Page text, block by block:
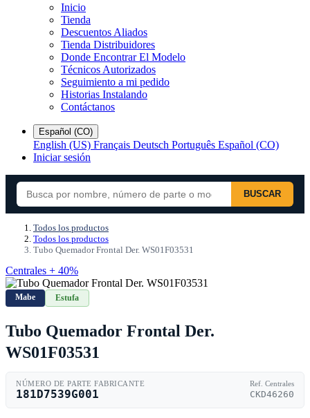
Inicio
Tienda
Descuentos Aliados
Tienda Distribuidores
Donde Encontrar El Modelo
Técnicos Autorizados
Seguimiento a mi pedido
Historias Instalando
Contáctanos
Español (CO)
English (US) Français Deutsch Português Español (CO)
Iniciar sesión
BUSCAR
Todos los productos
Todos los productos
Tubo Quemador Frontal Der. WS01F03531
Centrales + 40%
Mabe Estufa
Tubo Quemador Frontal Der.
WS01F03531
NÚMERO DE PARTE FABRICANTE
181D7539G001
Ref. Centrales
CKD46260